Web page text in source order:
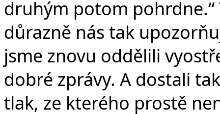
druhým potom
důrazně nás tak
jsme znovu oddělili
dobré zprávy. A dostali
tlak, ze kterého prostě